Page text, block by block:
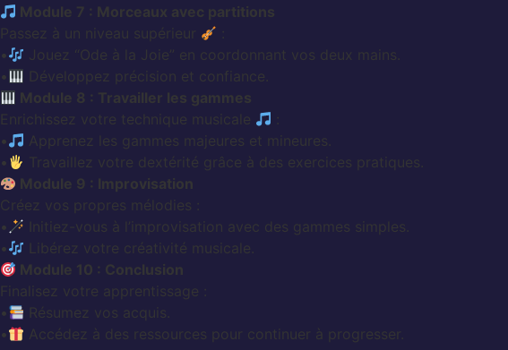
Module 7 : Morceaux avec partitions
Passez à un niveau supérieur
:
•
Jouez “Ode à la Joie” en coordonnant vos deux mains.
•
Développez précision et confiance.
Module 8 : Travailler les gammes
Enrichissez votre technique musicale
:
•
Apprenez les gammes majeures et mineures.
•
Travaillez votre dextérité grâce à des exercices pratiques.
Module 9 : Improvisation
Créez vos propres mélodies :
•
Initiez-vous à l’improvisation avec des gammes simples.
•
Libérez votre créativité musicale.
Module 10 : Conclusion
Finalisez votre apprentissage :
•
Résumez vos acquis.
•
Accédez à des ressources pour continuer à progresser.